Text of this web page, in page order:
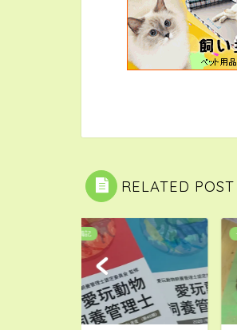
RELATED POST
そらまめの『家づくり』(2021.5～2022.3.20）